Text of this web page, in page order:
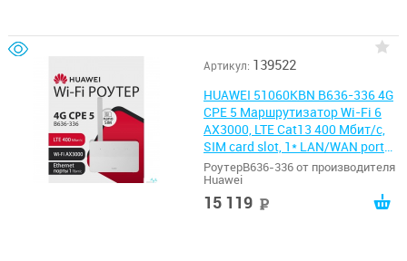
Артикул: 139522
HUAWEI 51060KBN B636-336 4G
CPE 5 Маршрутизатор Wi-Fi 6
AX3000, LTE Cat13 400 Мбит/с,
SIM card slot, 1* LAN/WAN port
GE, 3* LAN ports GE, WHITE
РоутерB636-336 от производителя
Huawei
15 119